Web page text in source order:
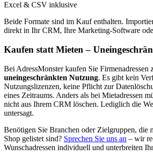
Excel & CSV inklusive
Beide Formate sind im Kauf enthalten.
direkt in Ihr CRM, Ihre Marketing-Software
Kaufen statt Mieten –
Bei AdressMonster kaufen Sie Firmenadressen
uneingeschränkten Nutzung. Es gibt kein
Nutzungslizenzen, keine Pflicht zur
eines Zeitraums. Anders als bei Mietadressen
nicht aus Ihrem CRM löschen. Lediglich die
untersagt.
Benötigen Sie Branchen oder Zielgruppen, die
Shop gelistet sind? Sprechen Sie uns an – wir
Wunschadressen individuell und unterbreiten